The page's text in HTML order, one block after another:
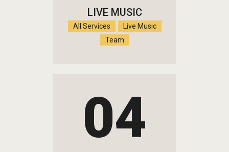
LIVE MUSIC
All Services
Live Music
Team
04